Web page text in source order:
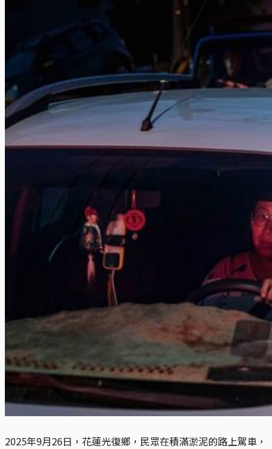
2025年9月26日，花蓮光復鄉，民眾在積滿淤泥的路上駕車，